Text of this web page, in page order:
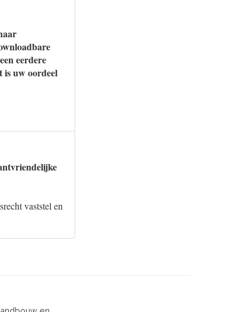
eerdere
is uw oordeel
vaststel en